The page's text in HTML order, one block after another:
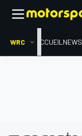
WRC ACCUEIL NEWS